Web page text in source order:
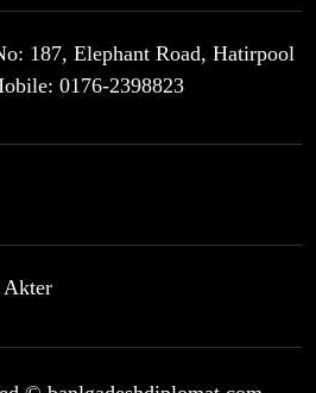
187, Elephant Road, Hatirpool
0176-2398823